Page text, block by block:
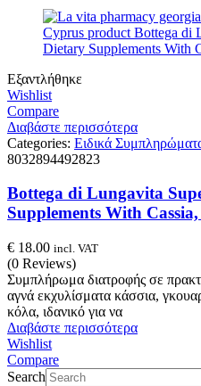
Εξαντλήθηκε
Wishlist
Compare
Διαβάστε περισσότερα
Categories: Ειδικά
8032894492823
Bottega di Lungavita
Supplements With
€ 18.00 incl. VAT
(0 Reviews)
Συμπλήρωμα διατροφής σε
αγνά εκχυλίσματα κάσσια,
κόλα, ιδανικό για να
Διαβάστε περισσότερα
Wishlist
Compare
Search